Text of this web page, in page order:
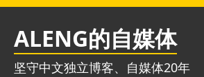
跳
ALENG的自媒体
坚守中文独立博客、自媒体20年